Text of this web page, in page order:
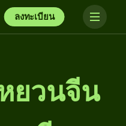
ลงทะเบียน
ยวนจีน